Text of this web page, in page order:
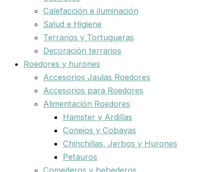
Calefacción e iluminación
Salud e Higiene
Terrarios y Tortugueras
Decoración terrarios
Roedores y hurones
Accesorios Jaulas Roedores
Accesorios para Roedores
Alimentación Roedores
Hamster y Ardillas
Conejos y Cobayas
Chinchillas, Jerbos y Hurones
Petauros
Comederos y bebederos